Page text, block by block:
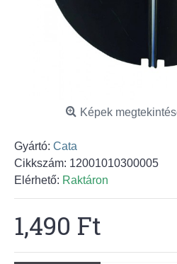
Képek
Gyártó: Cata
Cikkszám: 12001010300005
Elérhető: Raktáron
1,490 Ft